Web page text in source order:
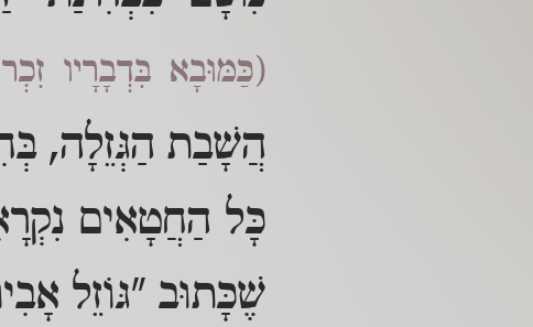
(כַּמּוּבָא בִּדְבָרָיו
הֲשָׁבַת הַגְּזֵלָה,
כָּל הַחֲטָאִים
שֶׁכָּתוּב "גּוֹזֵל